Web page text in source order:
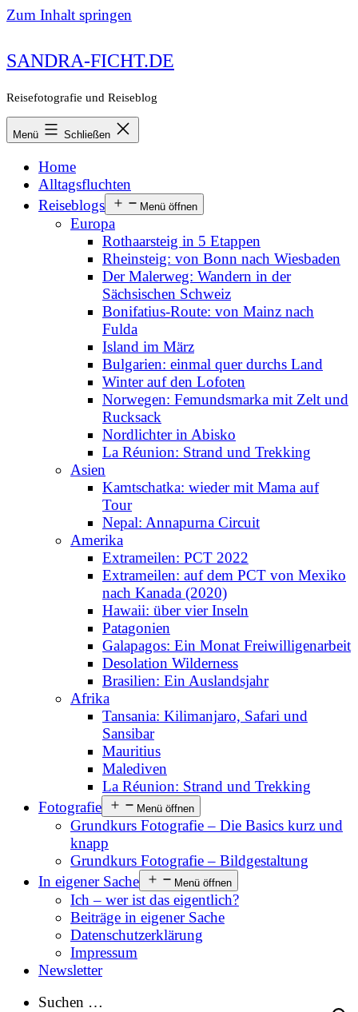
Zum Inhalt springen
SANDRA-FICHT.DE
Reisefotografie und Reiseblog
Menü Schließen
Home
Alltagsfluchten
Reiseblogs
Menü öffnen
Europa
Rothaarsteig in 5 Etappen
Rheinsteig: von Bonn nach Wiesbaden
Der Malerweg: Wandern in der
Sächsischen Schweiz
Bonifatius-Route: von Mainz nach
Fulda
Island im März
Bulgarien: einmal quer durchs Land
Winter auf den Lofoten
Norwegen: Femundsmarka mit Zelt und
Rucksack
Nordlichter in Abisko
La Réunion: Strand und Trekking
Asien
Kamtschatka: wieder mit Mama auf
Tour
Nepal: Annapurna Circuit
Amerika
Extrameilen: PCT 2022
Extrameilen: auf dem PCT von Mexiko
nach Kanada (2020)
Hawaii: über vier Inseln
Patagonien
Galapagos: Ein Monat Freiwilligenarbeit
Desolation Wilderness
Brasilien: Ein Auslandsjahr
Afrika
Tansania: Kilimanjaro, Safari und
Sansibar
Mauritius
Malediven
La Réunion: Strand und Trekking
Fotografie
Menü öffnen
Grundkurs Fotografie – Die Basics kurz und
knapp
Grundkurs Fotografie – Bildgestaltung
In eigener Sache
Menü öffnen
Ich – wer ist das eigentlich?
Beiträge in eigener Sache
Datenschutzerklärung
Impressum
Newsletter
Suchen …